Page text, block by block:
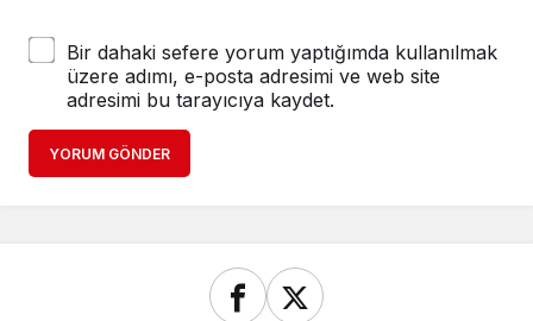
Bir dahaki sefere yorum yaptığımda kullanılmak
üzere adımı, e-posta adresimi ve web site
adresimi bu tarayıcıya kaydet.
YORUM GÖNDER